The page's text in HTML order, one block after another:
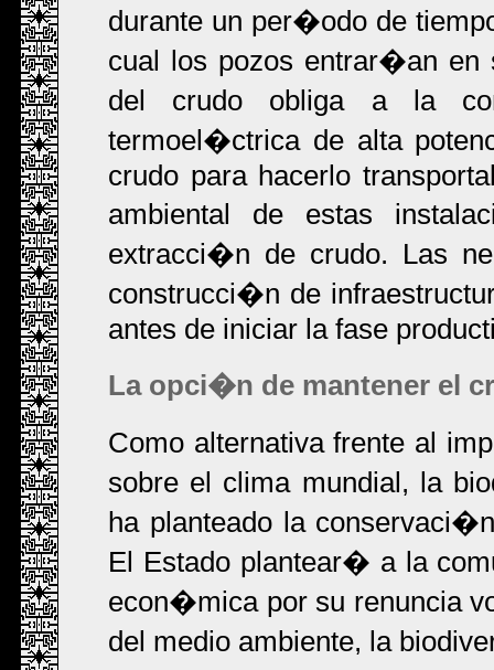
durante un per�odo de
cual los pozos entrar�an en
del crudo obliga a la
termoel�ctrica de alta
crudo para hacerlo
ambiental de estas
extracci�n de crudo. Las
construcci�n de
antes de iniciar la fase
La opci�n de mantener el
Como alternativa frente al
sobre el clima mundial, la
ha planteado la
El Estado plantear� a la
econ�mica por su renuncia
del medio ambiente, la